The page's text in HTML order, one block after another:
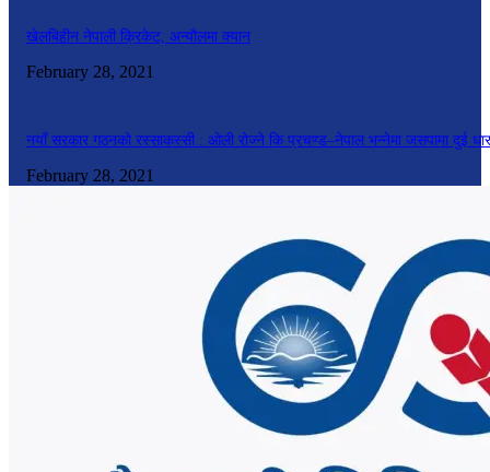
खेलबिहीन नेपाली क्रिकेट, अन्यौलमा क्यान
February 28, 2021
नयाँ सरकार गठनको रस्साकस्सी : ओली रोज्ने कि प्रचण्ड–नेपाल भन्नेमा जसपामा दुई धार
February 28, 2021